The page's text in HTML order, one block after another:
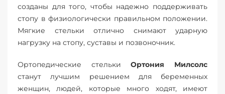
созданы для того, чтобы надежно поддерживать
стопу в физиологически правильном положении.
Мягкие стельки отлично снимают ударную
нагрузку на стопу, суставы и позвоночник.
Ортопедические стелькиОртония Милсолс
станут лучшим решением для беременных
женщин, людей, которые много ходят, имеют